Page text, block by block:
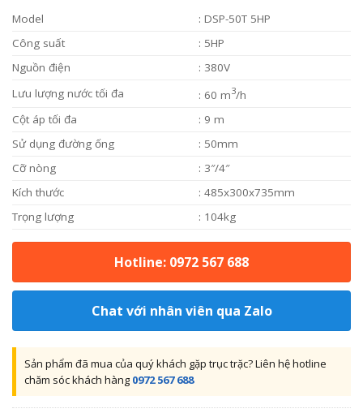
Model
: DSP-50T 5HP
Công suất
: 5HP
Nguồn điện
: 380V
Lưu lượng nước tối đa
: 60 m3/h
Cột áp tối đa
: 9 m
Sử dụng đường ống
: 50mm
Cỡ nòng
: 3″/4″
Kích thước
: 485x300x735mm
Trọng lượng
: 104kg
Hotline: 0972 567 688
Chat với nhân viên qua Zalo
Sản phẩm đã mua của quý khách gặp trục trặc? Liên hệ hotline
chăm sóc khách hàng 0972 567 688